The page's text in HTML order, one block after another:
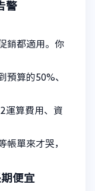
警
銷都適用。你
預算的50%、
運算費用、資
帳單來才哭，
便宜